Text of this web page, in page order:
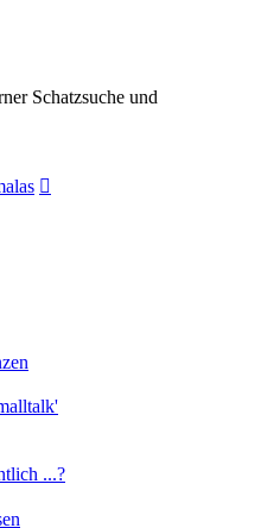
Schatzsuche und
...?